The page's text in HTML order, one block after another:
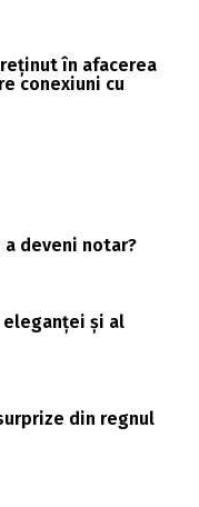
în afacerea
conexiuni cu
deveni notar?
eleganței și al
din regnul